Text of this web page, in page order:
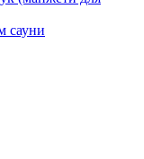
сауни